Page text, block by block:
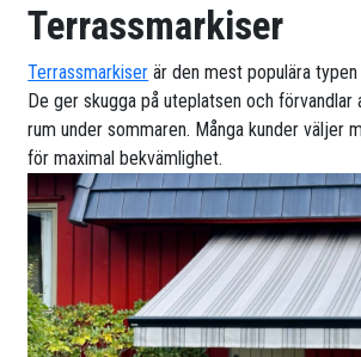
Terrassmarkiser
Terrassmarkiser är den mest populära
De ger skugga på uteplatsen och
rum under sommaren. Många kunder väljer
för maximal bekvämlighet.